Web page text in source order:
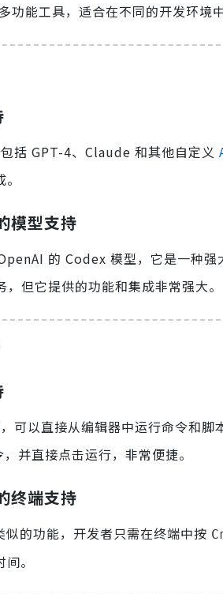
能工具，适合在不同的开发环境中
括 GPT-4、Claude 和其他自定义
型支持
的 Codex 模型，它是一种强
但它提供的功能和集成非常强大。
可以直接从编辑器中运行命令和
并直接点击运行，非常便捷。
端支持
的功能，开发者只需在终端中按
。